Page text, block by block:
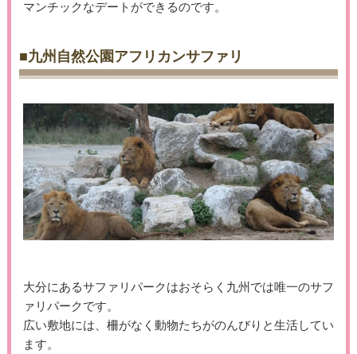
マンチックなデートができるのです。
■九州自然公園アフリカンサファリ
大分にあるサファリパークはおそらく九州では唯一のサフ
ァリパークです。
広い敷地には、柵がなく動物たちがのんびりと生活してい
ます。